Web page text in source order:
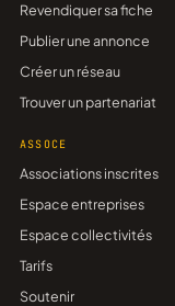
Revendiquer sa fiche
Publier une annonce
Créer un réseau
Trouver un partenariat
ASSOCE
Associations inscrites
Espace entreprises
Espace collectivités
Tarifs
Soutenir